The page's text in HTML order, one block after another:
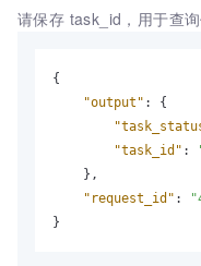
请保存 task_id，用于查询
{
"output" :
{
"task_id" :
} ,
"request_id" :
}